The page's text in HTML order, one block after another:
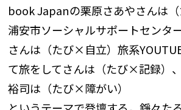
book Japanの栗原さあやさんは（
浦安市ソーシャルサポートセンタ
さんは（たび×自立）旅系
て旅をしてさんは（たび×記録）
裕司は（たび×障がい）